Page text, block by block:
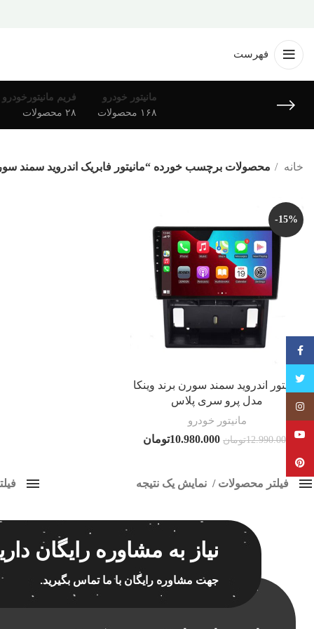
فهرست
مانیتور خودرو
۱۶۸ محصولات
فریم مانیتورخودرو
۲۸ محصولات
خانه محصولات برچسب خورده “مانیتور فابریک اندروید سمند
-15%
مانیتور اندروید سمند سورن برند وینکا
مدل پرو سری پلاس
مانیتور خودرو
12.990.000تومان 10.980.000تومان
فیلتر محصولات
نمایش یک نتیجه
فقط نمایش محصولات فروش فقط موجود در انبار
برچسبنیاز به مشاوره رایگان
جهت مشاوره رایگان با ما تماس بگیرید.
فیسبوک
Instagram
YouTube